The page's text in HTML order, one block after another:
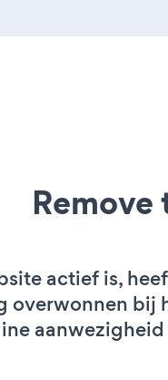
actief is,
overwonnen bij